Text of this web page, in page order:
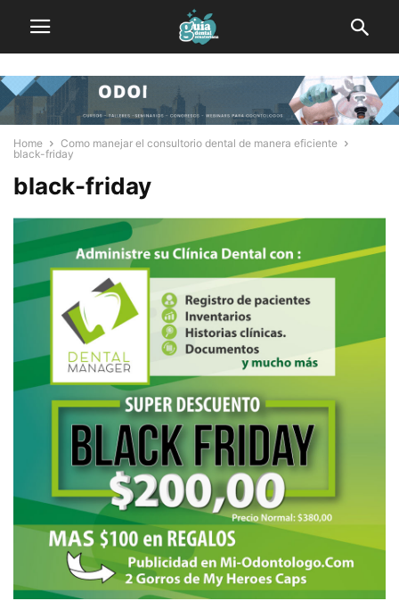
Home
Como manejar el consultorio dental de manera eficiente
black-friday
black-friday